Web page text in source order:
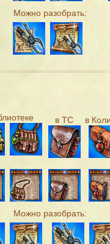
Можно разобрать:
в ТС в
Можно разобрать: